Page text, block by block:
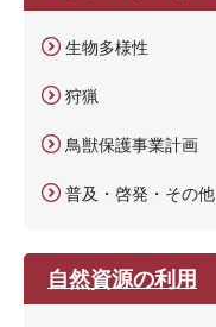
生物多様性
狩猟
鳥獣保護事業計画
普及・啓発・その他
自然資源の利用